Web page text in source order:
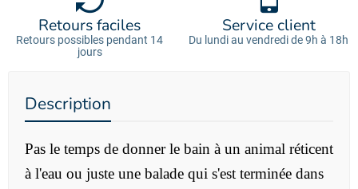
Retours faciles
Retours possibles pendant 14
jours
Service client
Du lundi au vendredi de 9h à 18h
Description
Pas le temps de donner le bain à un animal réticent
à l'eau ou juste une balade qui s'est terminée dans